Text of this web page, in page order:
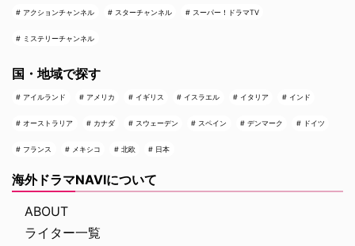
アクションチャンネル スターチャンネル スーパー！ドラマTV
ミステリーチャンネル
国・地域で探す
アイルランド アメリカ イギリス イスラエル イタリア インド
オーストラリア カナダ スウェーデン スペイン デンマーク ドイツ
フランス メキシコ 北欧 日本
海外ドラマNAVIについて
ABOUT
ライター一覧